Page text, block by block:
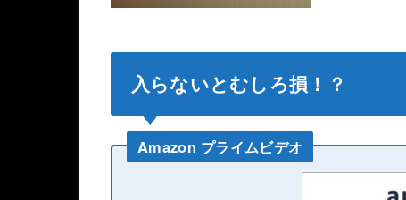
入らないとむしろ損！？
Amazon プライムビデオ